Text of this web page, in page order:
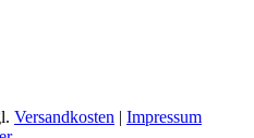
Versandkosten | Impressum